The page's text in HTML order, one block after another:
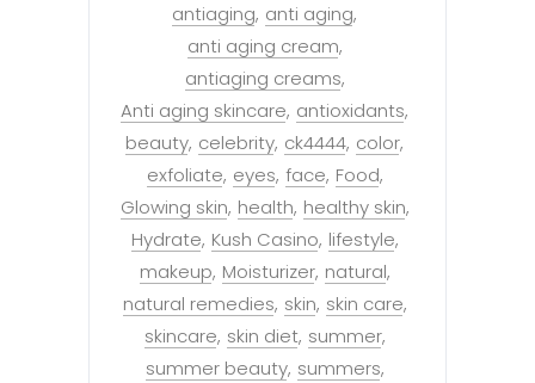
antiaging anti aging
anti aging cream
antiaging creams
Anti aging skincare antioxidants
beauty celebrity ck4444 color
exfoliate eyes face Food
Glowing skin health healthy skin
Hydrate Kush Casino lifestyle
makeup Moisturizer natural
natural remedies skin skin care
skincare skin diet summer
summer beauty summers